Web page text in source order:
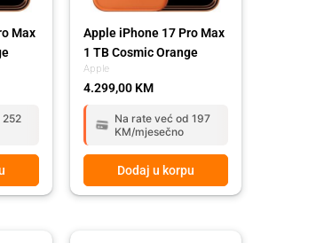
Max
252
Apple
Apple iPhone 17 Pro Max
1 TB Cosmic Orange
4.299,00 KM
Na rate već od 197
KM/mjesečno
Dodaj u korpu